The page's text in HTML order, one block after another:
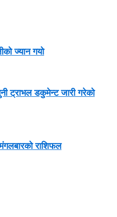
ज्यान गयो
ट्राभल डकुमेन्ट जारी गरेको
राशिफल